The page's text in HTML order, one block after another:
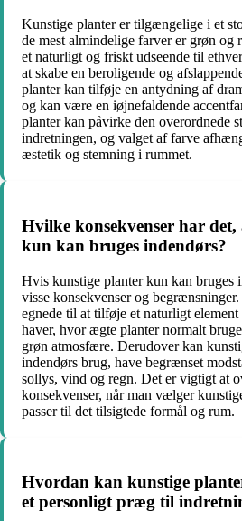
Kunstige planter er tilgængelige i et
de mest almindelige farver er grøn og
et naturligt og friskt udseende til
at skabe en beroligende og
planter kan tilføje en antydning af
og kan være en iøjnefaldende
planter kan påvirke den overordnede
indretningen, og valget af farve
æstetik og stemning i rummet.
Hvilke konsekvenser har
kun kan bruges indendørs?
Hvis kunstige planter kun kan bruges
visse konsekvenser og
egnede til at tilføje et naturligt
haver, hvor ægte planter normalt
grøn atmosfære. Derudover kan
indendørs brug, have begrænset
sollys, vind og regn. Det er vigtigt at
konsekvenser, når man vælger
passer til det tilsigtede formål og rum.
Hvordan kan kunstige
et personligt præg til